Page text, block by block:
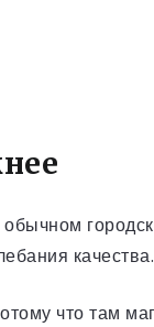
качества.
что там